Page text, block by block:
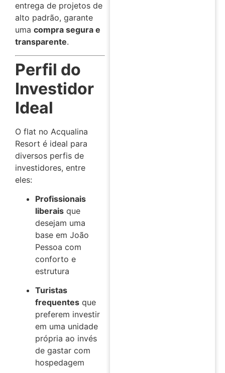
entrega de projetos de
alto padrão, garante
uma compra segura e
transparente.
Perfil do
Investidor
Ideal
O flat no Acqualina
Resort é ideal para
diversos perfis de
investidores, entre
eles:
Profissionais
liberais que
desejam uma
base em João
Pessoa com
conforto e
estrutura
Turistas
frequentes que
preferem investir
em uma unidade
própria ao invés
de gastar com
hospedagem